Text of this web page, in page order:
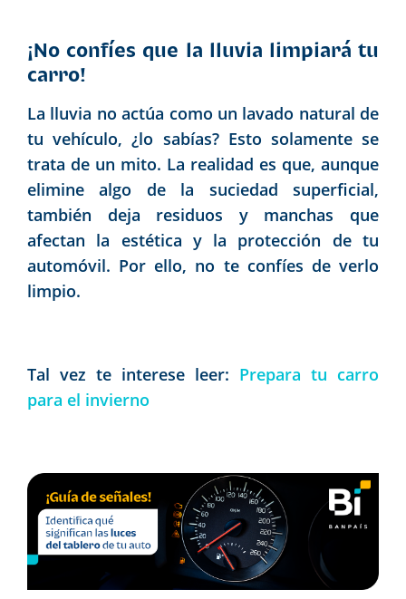
¡No confíes que la lluvia limpiará tu
carro!
La lluvia no actúa como un lavado natural de
tu vehículo, ¿lo sabías? Esto solamente se
trata de un mito. La realidad es que, aunque
elimine algo de la suciedad superficial,
también deja residuos y manchas que
afectan la estética y la protección de tu
automóvil. Por ello, no te confíes de verlo
limpio.
Tal vez te interese leer: Prepara tu carro
para el invierno